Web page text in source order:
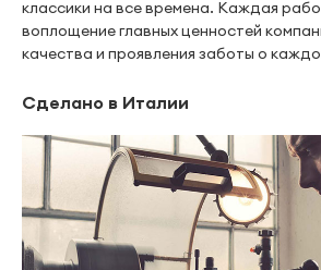
классики на все времена. Каждая
воплощение главных ценностей
качества и проявления заботы о
Сделано в Италии